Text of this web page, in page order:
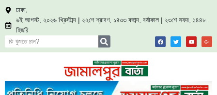
ঢাকা,
৬ই আগস্ট, ২০২৬ খ্রিস্টাব্দ | ২২শে শ্রাবণ, ১৪৩৩ বঙ্গাব্দ, বর্ষাকাল | ২৩শে সফর, ১৪৪৮
হিজরি